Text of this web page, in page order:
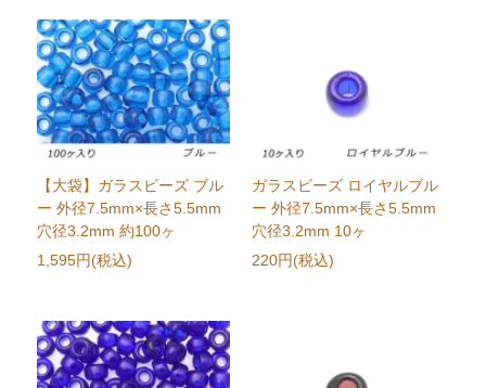
【大袋】ガラスビーズ ブル
ー 外径7.5mm×長さ5.5mm
穴径3.2mm 約100ヶ
1,595円(税込)
ガラスビーズ ロイヤルブル
ー 外径7.5mm×長さ5.5mm
穴径3.2mm 10ヶ
220円(税込)